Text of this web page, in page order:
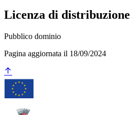
Licenza di distribuzione
Pubblico dominio
Pagina aggiornata il 18/09/2024